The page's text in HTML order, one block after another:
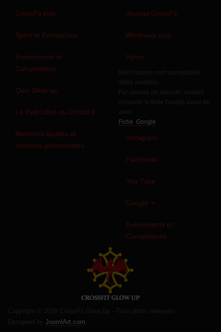
CrossFit kids
Sport et Entreprises
Evènements et
Compétitions
Quiz Glow up
Le Petit Littré du CrossFit
Mentions légales et
données personnelles
Journal CrossFit
Wodnews.com
Hyrox
Fiche Google
Instagram
Facebook
You Tube
Google +
Evènements et
Compétitions
JoomlArt.com